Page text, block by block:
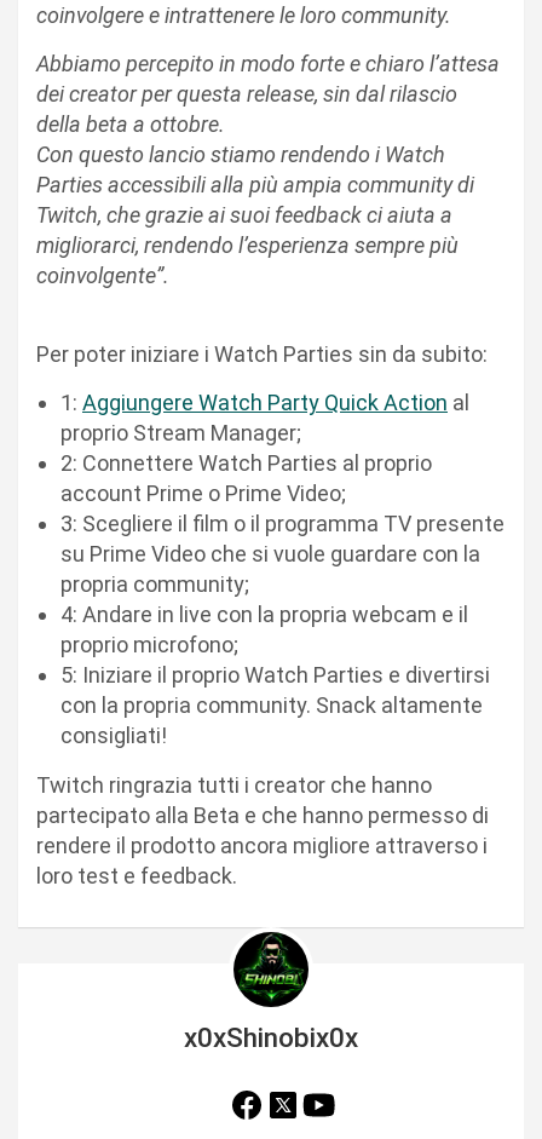
coinvolgere e intrattenere le loro community.
Abbiamo percepito in modo forte e chiaro l’attesa
dei creator per questa release, sin dal rilascio
della beta a ottobre.
Con questo lancio stiamo rendendo i Watch
Parties accessibili alla più ampia community di
Twitch, che grazie ai suoi feedback ci aiuta a
migliorarci, rendendo l’esperienza sempre più
coinvolgente”.
Per poter iniziare i Watch Parties sin da subito:
1: Aggiungere Watch Party Quick Action al
proprio Stream Manager;
2: Connettere Watch Parties al proprio
account Prime o Prime Video;
3: Scegliere il film o il programma TV presente
su Prime Video che si vuole guardare con la
propria community;
4: Andare in live con la propria webcam e il
proprio microfono;
5: Iniziare il proprio Watch Parties e divertirsi
con la propria community. Snack altamente
consigliati!
Twitch ringrazia tutti i creator che hanno
partecipato alla Beta e che hanno permesso di
rendere il prodotto ancora migliore attraverso i
loro test e feedback.
x0xShinobix0x